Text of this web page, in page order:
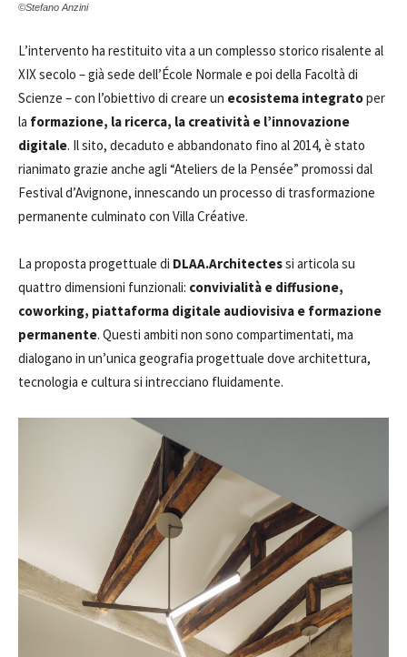
©Stefano Anzini
L’intervento ha restituito vita a un complesso storico risalente al
XIX secolo – già sede dell’École Normale e poi della Facoltà di
Scienze – con l’obiettivo di creare un ecosistema integratoper
la formazione, la ricerca, la creatività e l’innovazione
digitale. Il sito, decaduto e abbandonato fino al 2014, è stato
rianimato grazie anche agli “Ateliers de la Pensée” promossi dal
Festival d’Avignone, innescando un processo di trasformazione
permanente culminato con Villa Créative.
La proposta progettuale di DLAA.Architectessi articola su
quattro dimensioni funzionali: convivialità e diffusione,
coworking, piattaforma digitale audiovisiva e formazione
permanente. Questi ambiti non sono compartimentati, ma
dialogano in un’unica geografia progettuale dove architettura,
tecnologia e cultura si intrecciano fluidamente.